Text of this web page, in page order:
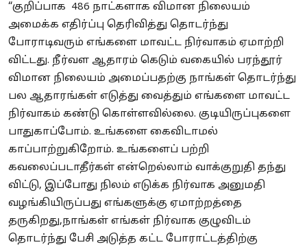
“குறிப்பாக 486 நாட்களாக விமான நிலையம்
அமைக்க எதிர்ப்பு தெரிவித்து தொடர்ந்து
போராடிவரும் எங்களை மாவட்ட நிர்வாகம் ஏமாற்றி
விட்டது. நீர்வள ஆதாரம் கெடும் வகையில் பரந்தூர்
விமான நிலையம் அமைப்பதற்கு நாங்கள் தொடர்ந்து
பல ஆதாரங்கள் எடுத்து வைத்தும் எங்களை மாவட்ட
நிர்வாகம் கண்டு கொள்ளவில்லை. குடியிருப்புகளை
பாதுகாப்போம். உங்களை கைவிடாமல்
காப்பாற்றுகிறோம். உங்களைப் பற்றி
கவலைப்படாதீர்கள் என்றெல்லாம் வாக்குறுதி தந்து
விட்டு, இப்போது நிலம் எடுக்க நிர்வாக அனுமதி
வழங்கியிருப்பது எங்களுக்கு ஏமாற்றத்தை
தருகிறது,நாங்கள் எங்கள் நிர்வாக குழுவிடம்
தொடர்ந்து பேசி அடுத்த கட்ட போராட்டத்திற்கு